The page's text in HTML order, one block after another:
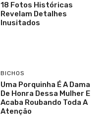
18 Fotos Históricas
Revelam Detalhes
Inusitados
BICHOS
Uma Porquinha É A Dama
De Honra Dessa Mulher E
Acaba Roubando Toda A
Atenção